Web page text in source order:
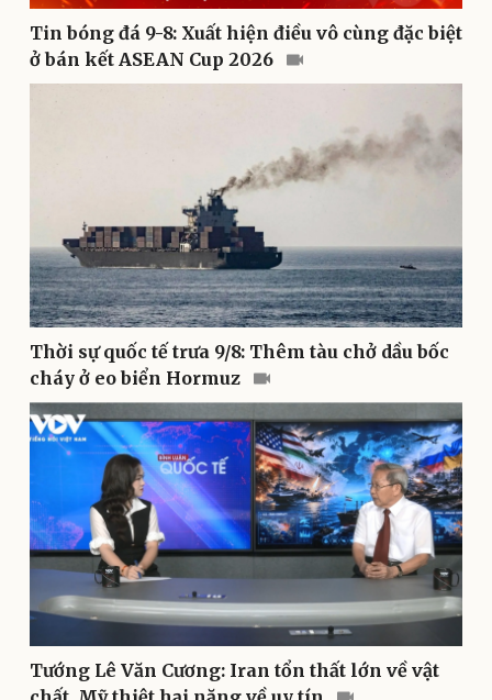
Pháp luật
Vụ án
Tin nóng
Tư vấn luật
Quân sự - Quốc phòng
Vũ khí
Việt Nam
Phân tích
Bóng đá
Lịch thi đấu bóng đá
Ô tô - Xe máy
Ô tô
Xe máy
Tin bóng đá 9-8: Xuất hiện điều vô cùng đặc biệt
ở bán kết ASEAN Cup 2026
Thời sự quốc tế trưa 9/8: Thêm tàu chở dầu bốc
cháy ở eo biển Hormuz
Tướng Lê Văn Cương: Iran tổn thất lớn về vật